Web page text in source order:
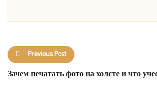
Previous Post
Зачем печатать фото на холсте и что